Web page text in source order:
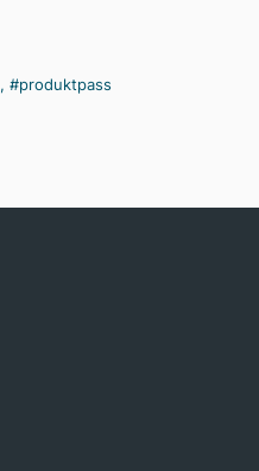
, #produktpass